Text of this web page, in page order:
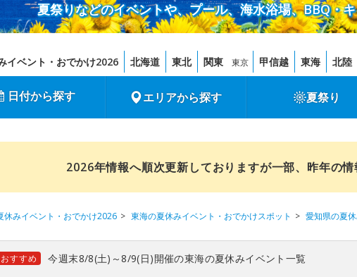
夏祭りなどのイベントや、プール、海水浴場、BBQ・
イベント・おでかけ2026 北海道 東北 関東 東京 甲信越 東海 北陸
日付から探す エリアから探す 夏祭り
2026年情報へ順次更新しておりますが一部、昨年の
休みイベント・おでかけ2026 東海の夏休みイベント・おでかけスポット 愛知県の夏
おすすめ 今週末8/8(土)～8/9(日)開催の東海の夏休みイベント一覧